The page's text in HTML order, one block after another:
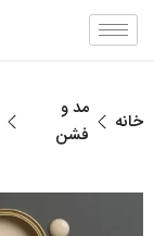
خانه
مد و
فشن